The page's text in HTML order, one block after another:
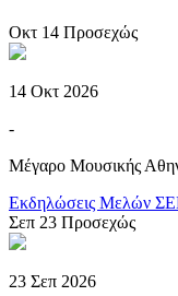
Οκτ 14 Προσεχώς
14 Οκτ 2026
-
Μέγαρο Μουσικής
Εκδηλώσεις Μελών
Σεπ 23 Προσεχώς
23 Σεπ 2026